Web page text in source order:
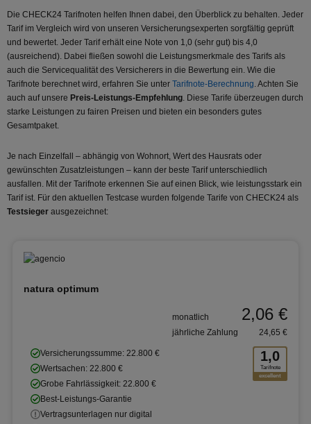
Die CHECK24 Tarifnoten helfen Ihnen dabei, den Überblick zu behalten. Jeder
Tarif im Vergleich wird von unseren Versicherungsexperten sorgfältig geprüft
und bewertet. Jeder Tarif erhält eine Note von 1,0 (sehr gut) bis 4,0
(ausreichend). Dabei fließen sowohl die Leistungsmerkmale des Tarifs als
auch die Servicequalität des Versicherers in die Bewertung ein. Wie die
Tarifnote berechnet wird, erfahren Sie unter Tarifnote-Berechnung. Achten Sie
auch auf unsere Preis-Leistungs-Empfehlung. Diese Tarife überzeugen durch
starke Leistungen zu fairen Preisen und bieten ein besonders gutes
Gesamtpaket.
Je nach Einzelfall – abhängig von Wohnort, Wert des Hausrats oder
gewünschten Zusatzleistungen – kann der beste Tarif unterschiedlich
ausfallen. Mit der Tarifnote erkennen Sie auf einen Blick, wie leistungsstark ein
Tarif ist. Für den aktuellen Testcase wurden folgende Tarife von CHECK24 als
Testsieger ausgezeichnet:
natura optimum
1,0
Tarifnote
excellent
Versicherungssumme: 22.800 €
Wertsachen: 22.800 €
Grobe Fahrlässigkeit: 22.800 €
Best-Leistungs-Garantie
Vertragsunterlagen nur digital
monatlich 2,06 €
jährliche Zahlung 24,65 €